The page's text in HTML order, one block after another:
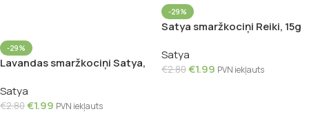
-29%
Lavandas smaržkociņi Satya,
Satya
€2.80€1.99 PVN iekļauts
-29%
Satya smaržkociņi Reiki, 15g
Satya
€2.80€1.99 PVN iekļauts